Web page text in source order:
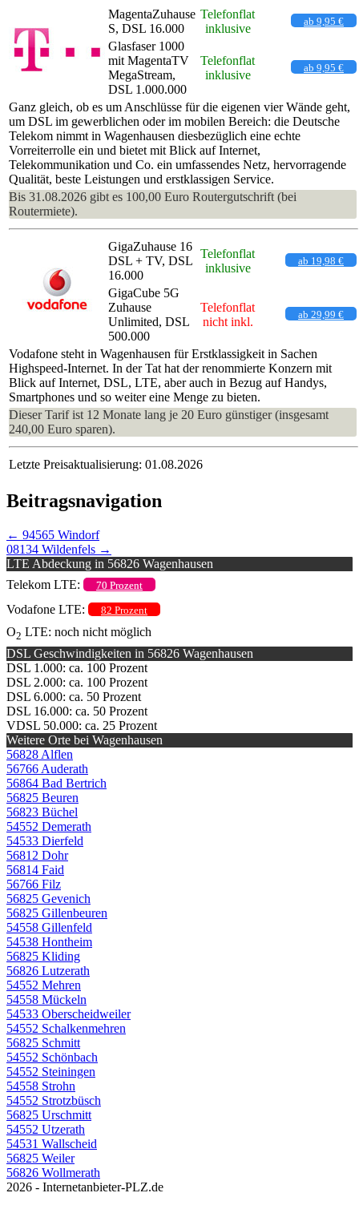
MagentaZuhause
S, DSL 16.000
Telefonflat
inklusive
ab 9,95 €
Glasfaser 1000
mit MagentaTV
MegaStream,
DSL 1.000.000
Telefonflat
inklusive
ab 9,95 €
Ganz gleich, ob es um Anschlüsse für die eigenen vier Wände geht,
um DSL im gewerblichen oder im mobilen Bereich: die Deutsche
Telekom nimmt in Wagenhausen diesbezüglich eine echte
Vorreiterrolle ein und bietet mit Blick auf Internet,
Telekommunikation und Co. ein umfassendes Netz, hervorragende
Qualität, beste Leistungen und erstklassigen Service.
Bis 31.08.2026 gibt es 100,00 Euro Routergutschrift (bei
Routermiete).
GigaZuhause 16
DSL + TV, DSL
16.000
Telefonflat
inklusive
ab 19,98 €
GigaCube 5G
Zuhause
Unlimited, DSL
500.000
Telefonflat
nicht inkl.
ab 29,99 €
Vodafone steht in Wagenhausen für Erstklassigkeit in Sachen
Highspeed-Internet. In der Tat hat der renommierte Konzern mit
Blick auf Internet, DSL, LTE, aber auch in Bezug auf Handys,
Smartphones und so weiter eine Menge zu bieten.
Dieser Tarif ist 12 Monate lang je 20 Euro günstiger (insgesamt
240,00 Euro sparen).
Letzte Preisaktualisierung: 01.08.2026
Beitragsnavigation
← 94565 Windorf
08134 Wildenfels →
LTE Abdeckung in 56826 Wagenhausen
Telekom LTE:
70 Prozent
Vodafone LTE: 82 Prozent
O2 LTE: noch nicht möglich
DSL Geschwindigkeiten in 56826 Wagenhausen
DSL 1.000: ca. 100 Prozent
DSL 2.000: ca. 100 Prozent
DSL 6.000: ca. 50 Prozent
DSL 16.000: ca. 50 Prozent
VDSL 50.000: ca. 25 Prozent
Weitere Orte bei Wagenhausen
56828 Alflen
56766 Auderath
56864 Bad Bertrich
56825 Beuren
56823 Büchel
54552 Demerath
54533 Dierfeld
56812 Dohr
56814 Faid
56766 Filz
56825 Gevenich
56825 Gillenbeuren
54558 Gillenfeld
54538 Hontheim
56825 Kliding
56826 Lutzerath
54552 Mehren
54558 Mückeln
54533 Oberscheidweiler
54552 Schalkenmehren
56825 Schmitt
54552 Schönbach
54552 Steiningen
54558 Strohn
54552 Strotzbüsch
56825 Urschmitt
54552 Utzerath
54531 Wallscheid
56825 Weiler
56826 Wollmerath
2026 - Internetanbieter-PLZ.de